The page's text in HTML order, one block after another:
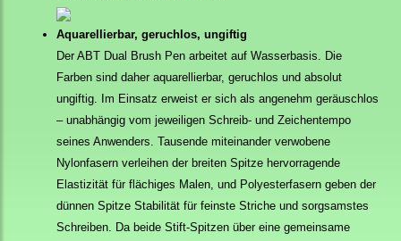
Aquarellierbar, geruchlos, ungiftig
Der ABT Dual Brush Pen arbeitet auf Wasserbasis. Die
Farben sind daher aquarellierbar, geruchlos und absolut
ungiftig. Im Einsatz erweist er sich als angenehm geräuschlos
– unabhängig vom jeweiligen Schreib- und Zeichentempo
seines Anwenders. Tausende miteinander verwobene
Nylonfasern verleihen der breiten Spitze hervorragende
Elastizität für flächiges Malen, und Polyesterfasern geben der
dünnen Spitze Stabilität für feinste Striche und sorgsamstes
Schreiben. Da beide Stift-Spitzen über eine gemeinsame